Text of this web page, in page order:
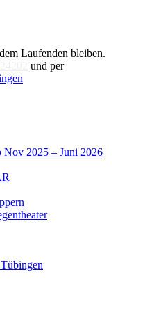
Laufenden bleiben.
und per
Nov 2025 – Juni 2026